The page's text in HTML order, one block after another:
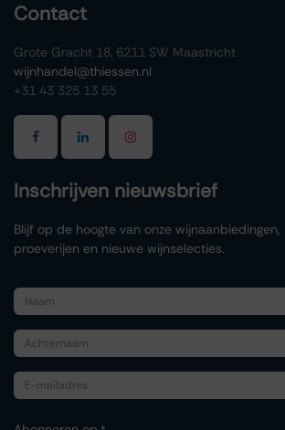
Contact
Grote Gracht 18, 6211 SW Maastricht
wijnhandel@thiessen.nl
+31 43 325 13 55
Inschrijven nieuwsbrief
Blijf op de hoogte van onze wijnaanbiedingen,
proeverijen en nieuwe wijnselecties.